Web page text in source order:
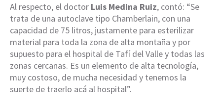
Al respecto, el doctor Luis Medina Ruiz, contó: “Se
trata de una autoclave tipo Chamberlain, con una
capacidad de 75 litros, justamente para esterilizar
material para toda la zona de alta montaña y por
supuesto para el hospital de Tafí del Valle y todas las
zonas cercanas. Es un elemento de alta tecnología,
muy costoso, de mucha necesidad y tenemos la
suerte de traerlo acá al hospital”.